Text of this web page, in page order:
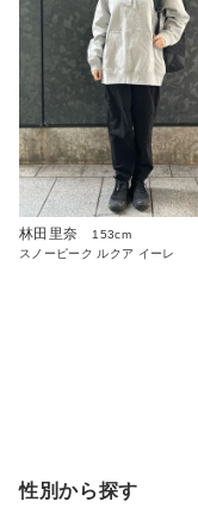
林田里奈
153cm
スノーピーク ルクア イーレ
性別から探す